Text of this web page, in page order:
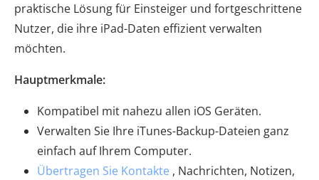
praktische Lösung für Einsteiger und fortgeschrittene
Nutzer, die ihre iPad-Daten effizient verwalten
möchten.
Hauptmerkmale:
Kompatibel mit nahezu allen iOS Geräten.
Verwalten Sie Ihre iTunes-Backup-Dateien ganz
einfach auf Ihrem Computer.
Übertragen Sie Kontakte , Nachrichten, Notizen,